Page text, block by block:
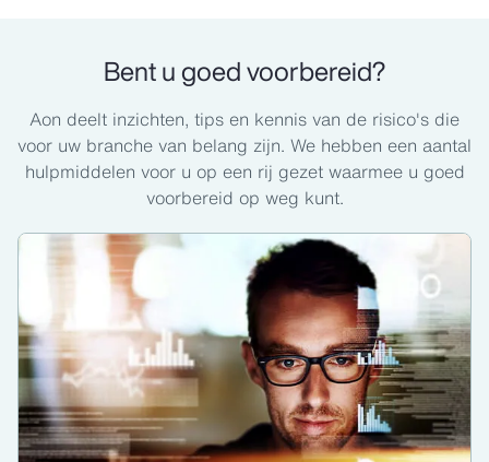
Bent u goed voorbereid?
Aon deelt inzichten, tips en kennis van de risico's die
voor uw branche van belang zijn. We hebben een aantal
hulpmiddelen voor u op een rij gezet waarmee u goed
voorbereid op weg kunt.